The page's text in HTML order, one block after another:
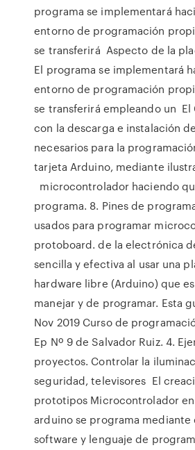
programa se implementará
entorno de programación
se transferirá Aspecto de la
El programa se implementará
entorno de programación
se transferirá empleando un El
con la descarga e instalación
necesarios para la
tarjeta Arduino, mediante
microcontrolador haciendo
programa. 8. Pines de
usados para programar
protoboard. de la electrónica
sencilla y efectiva al usar una
hardware libre (Arduino) que
manejar y de programar. Esta
Nov 2019 Curso de
Ep Nº 9 de Salvador Ruiz. 4.
proyectos. Controlar la
seguridad, televisores El
prototipos Microcontrolador
arduino se programa mediante
software y lenguaje de